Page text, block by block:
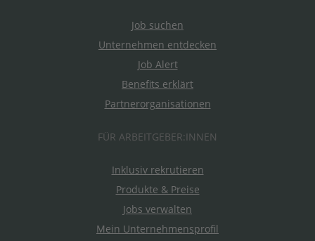
Job suchen
Unternehmen entdecken
Job Alert
Benefits erklärt
Partnerorganisationen
FÜR ARBEITGEBER:INNEN
Inklusiv rekrutieren
Produkte & Preise
Jobs verwalten
Mein Unternehmensprofil